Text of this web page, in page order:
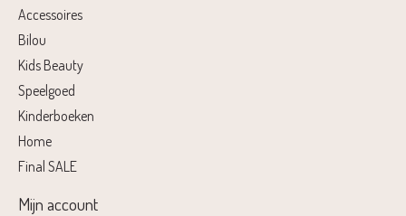
Accessoires
Bilou
Kids Beauty
Speelgoed
Kinderboeken
Home
Final SALE
Mijn account